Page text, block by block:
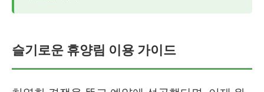
슬기로운 휴양림 이용 가이드